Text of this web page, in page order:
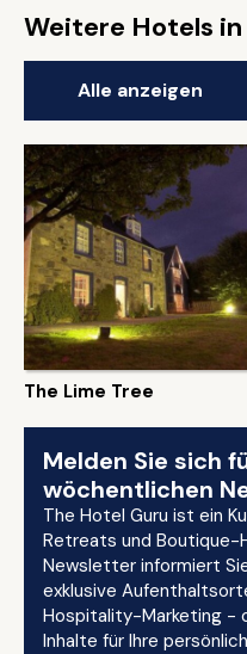
Weitere Hotels
Alle anzeigen
The Lime Tree
Melden Sie sich
wöchentlichen
The Hotel Guru ist ein
Retreats und Boutique-
Newsletter informiert
exklusive
Hospitality-Marketing -
Inhalte für Ihre